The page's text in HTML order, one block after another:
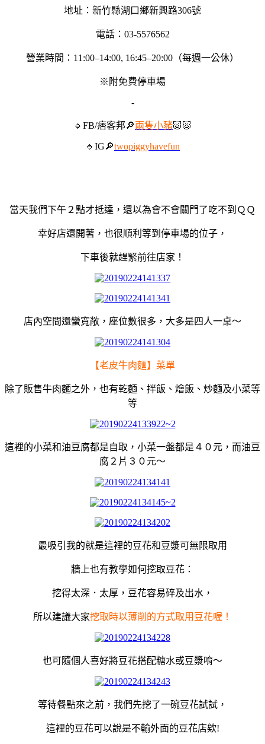
地址：新竹縣湖口鄉新興路306號
電話：03-5576562
營業時間：11:00–14:00, 16:45–20:00（每週一公休）
※附免費停車場
-
🔹FB/痞客邦🔎兩隻小豬🐷🐷
🔹IG🔎twopiggyhavefun
當天我們下午２點才抵達，還以為會不會關門了吃不到ＱＱ
幸好店還開著，也很順利等到停車場的位子，
下車後就趕緊前往店家！
店內空間還蠻寬敞，座位數很多，大多是四人一桌～
【老皮牛肉麵】菜單
除了販售牛肉麵之外，也有乾麵、拌飯、燴飯、炒麵及小菜等
等
這裡的小菜和油豆腐都是自取，小菜一盤都是４０元，而油豆
腐２片３０元～
最吸引我的就是這裡的豆花和豆漿可無限取用
牆上也有教學如何挖取豆花：
挖得太深．太厚，豆花容易碎及出水，
所以建議大家挖取時以薄削的方式取用豆花喔！
也可隨個人喜好將豆花搭配糖水或豆漿唷～
等待餐點來之前，我們先挖了一碗豆花試試，
這裡的豆花可以說是不輸外面的豆花店欸!